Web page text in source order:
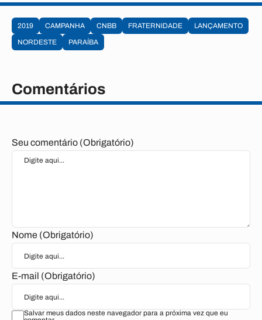
2019 CAMPANHA CNBB FRATERNIDADE
LANÇAMENTO
NORDESTE
PARAÍBA
Comentários
Seu comentário (Obrigatório)
Nome (Obrigatório)
E-mail (Obrigatório)
Salvar meus dados neste navegador para a próxima vez que eu